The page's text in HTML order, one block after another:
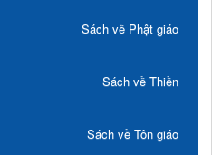
Sách về Phật giáo
Sách về Thiền
Sách về Tôn giáo